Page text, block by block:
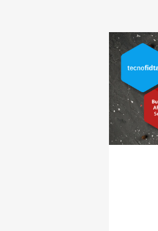
Essiccatoi per calze
Altre applicazioni